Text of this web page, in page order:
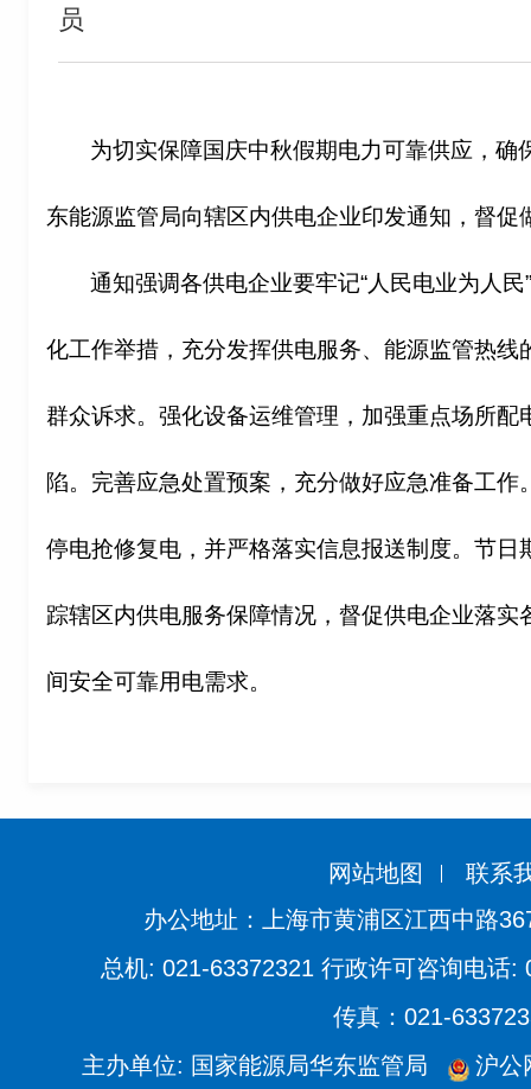
员
为切实保障国庆中秋假期电力可靠供应，确
东能源监管局向辖区内供电企业印发通知，督促
通知强调各供电企业要牢记“人民电业为人
化工作举措，充分发挥供电服务、能源监管热线
群众诉求。强化设备运维管理，加强重点场所配
陷。完善应急处置预案，充分做好应急准备工
停电抢修复电，并严格落实信息报送制度。节日
踪辖区内供电服务保障情况，督促供电企业落实
间安全可靠用电需求。
网站地图
联系
办公地址：上海市黄浦区江西中路
总机: 021-63372321 行政许可咨询电话:
传真：021-
主办单位: 国家能源局华东监管局
沪公